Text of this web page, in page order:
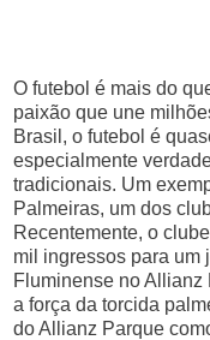
O futebol é mais do
paixão que une
Brasil, o futebol é
especialmente
tradicionais. Um
Palmeiras, um dos
Recentemente, o
mil ingressos para um
Fluminense no Allianz
a força da torcida
do Allianz Parque